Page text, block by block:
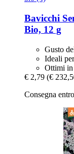
Bavicchi
Bio, 12 g
Gusto
Ideali
Ottimi in
€ 2,79 (€
Consegna